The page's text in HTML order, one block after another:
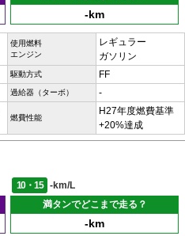
-km
使用燃料
エンジン
レギュラー
ガソリン
駆動方式 FF
過給器（ターボ） -
燃費性能
H27年度燃費基準
+20%達成
10・15
-km/L
満タンでどこまで走る？
-km